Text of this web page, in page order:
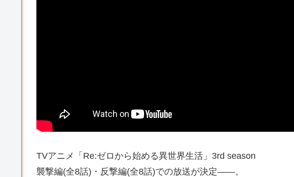
TVアニメ「Re:ゼロから始める異世界生活」3rd season
襲撃編(全8話)・反撃編(全8話)での放送が決定――。